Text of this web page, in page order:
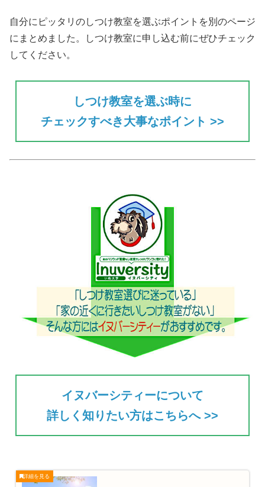
自分にピッタリのしつけ教室を選ぶポイントを別のページ
にまとめました。しつけ教室に申し込む前にぜひチェック
してください。
しつけ教室を選ぶ時に
チェックすべき大事なポイント >>
イヌバーシティーについて
詳しく知りたい方はこちらへ >>